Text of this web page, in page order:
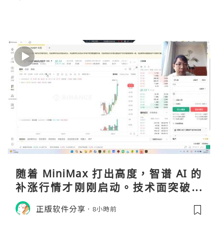
随着 MiniMax 打出高度，智谱 AI 的
补涨行情才刚刚启动。技术面突破在
即，基本面逻辑硬朗，目标先看 170，
顺势做多，在巨头上市潮来临前享受泡
正版软件分享 8小時前